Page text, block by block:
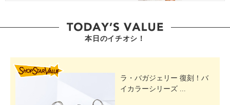
本日のイチオシ！
ラ・バガジェリー 復刻！バ
イカラーシリーズ ...